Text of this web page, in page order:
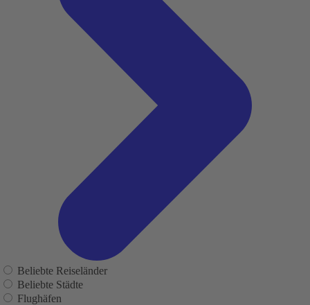
Beliebte Reiseländer
Beliebte Städte
Flughäfen